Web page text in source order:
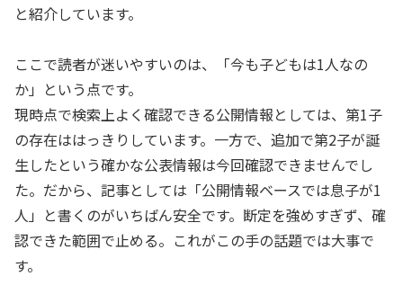
と紹介しています。
ここで読者が迷いやすいのは、「今も子どもは1人なの
か」という点です。
現時点で検索上よく確認できる公開情報としては、第1子
の存在ははっきりしています。一方で、追加で第2子が誕
生したという確かな公表情報は今回確認できませんでし
た。だから、記事としては「公開情報ベースでは息子が1
人」と書くのがいちばん安全です。断定を強めすぎず、確
認できた範囲で止める。これがこの手の話題では大事で
す。